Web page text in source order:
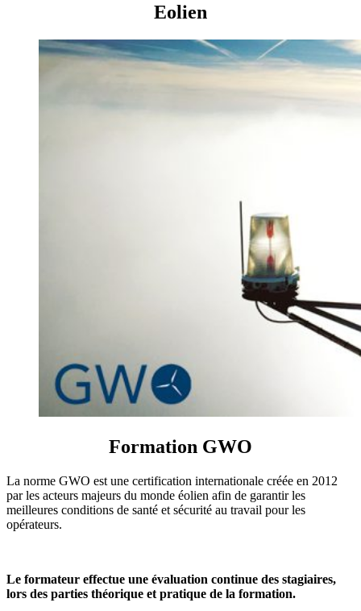
Eolien
Formation GWO
La norme GWO est une certification internationale créée en 2012
par les acteurs majeurs du monde éolien afin de garantir les
meilleures conditions de santé et sécurité au travail pour les
opérateurs.
Le formateur effectue une évaluation continue des stagiaires,
lors des parties théorique et pratique de la formation.